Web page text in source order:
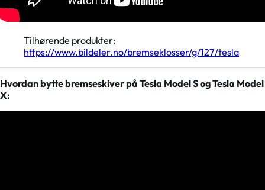
Tilhørende produkter:
https://www.bildeler.no/bremseklosser/g/127/tesla
Hvordan bytte bremseskiver på Tesla Model S og Tesla Model
X: